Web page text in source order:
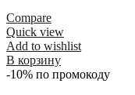
Compare
Quick view
Add to wishlist
В корзину
-10% по промокоду